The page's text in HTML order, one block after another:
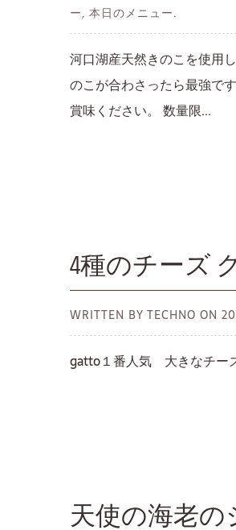
ー, 本日のメニュー.
河口湖産天然きのこを使用
のこが合わさったら最強で
賞味ください。 数量限...
4種のチーズ
WRITTEN BY TECHNO ON
gatto１番人気 大きなチー
天使の海老の